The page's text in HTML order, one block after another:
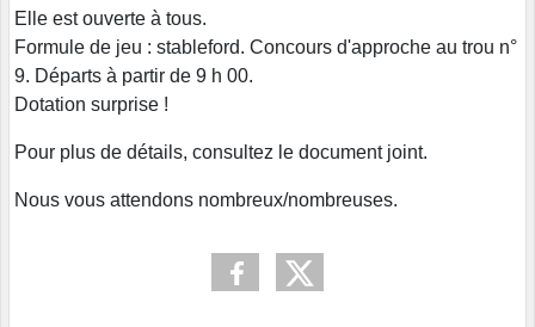
Elle est ouverte à tous.
Formule de jeu : stableford. Concours d'approche au trou n°
9. Départs à partir de 9 h 00.
Dotation surprise !
Pour plus de détails, consultez le document joint.
Nous vous attendons nombreux/nombreuses.